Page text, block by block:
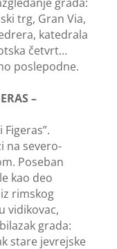
trg, Gran Via,
katedrala
četvrt…
poslepodne.
–
na severo-
Poseban
kao deo
rimskog
vidikovac,
grada:
stare jevrejske